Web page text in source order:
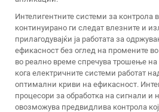
Интелигентните системи за контрола
континуирано ги следат влезните и
прилагодувајќи ја работата за
ефикасност без оглед на промените
во реално време спречува трошење на
кога електричните системи работат
оптимални криви на ефикасност.
процесори за обработка на сигнали и
овозможува предвидлива контрола